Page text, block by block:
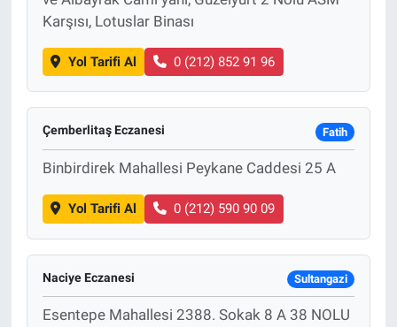
Karşısı, Lotuslar Binası
Yol Tarifi Al 0 (212) 852 91 96
Çemberlitaş Eczanesi Fatih
Binbirdirek Mahallesi Peykane Caddesi 25 A
Yol Tarifi Al 0 (212) 590 90 09
Naciye Eczanesi Sultangazi
Esentepe Mahallesi 2388. Sokak 8 A 38 NOLU